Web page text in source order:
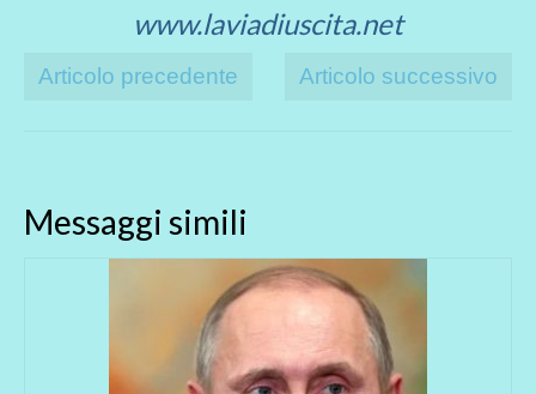
www.laviadiuscita.net
Articolo precedente Articolo successivo
Messaggi simili